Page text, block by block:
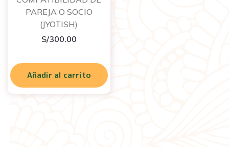
PAREJA O SOCIO
(JYOTISH)
S/300.00
Añadir al carrito